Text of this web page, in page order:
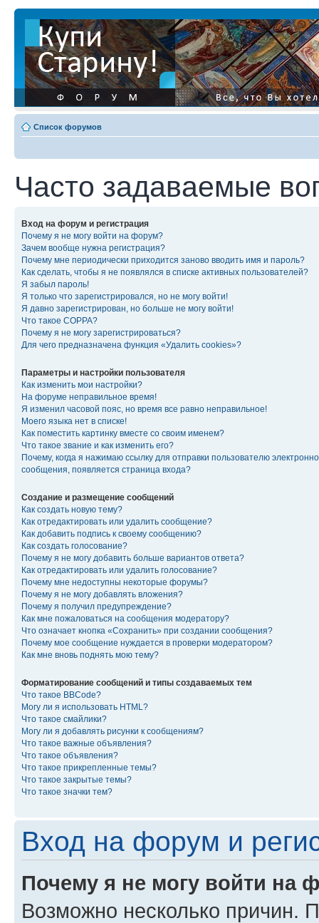
Список форумов
Часто задаваемые
Вход на форум и регистрация
Почему я не могу войти на форум?
Зачем вообще нужна регистрация?
Почему мне периодически приходится заново вводить имя и пароль?
Как сделать, чтобы я не появлялся в списке активных пользователей?
Я забыл пароль!
Я только что зарегистрировался, но не могу войти!
Я давно зарегистрирован, но больше не могу войти!
Что такое COPPA?
Почему я не могу зарегистрироваться?
Для чего предназначена функция «Удалить cookies»?
Параметры и настройки пользователя
Как изменить мои настройки?
На форуме неправильное время!
Я изменил часовой пояс, но время все равно неправильное!
Моего языка нет в списке!
Как поместить картинку вместе со своим именем?
Что такое звание и как изменить его?
Почему, когда я нажимаю ссылку для отправки пользователю
сообщения, появляется страница входа?
Создание и размещение сообщений
Как создать новую тему?
Как отредактировать или удалить сообщение?
Как добавить подпись к своему сообщению?
Как создать голосование?
Почему я не могу добавить больше вариантов ответа?
Как отредактировать или удалить голосование?
Почему мне недоступны некоторые форумы?
Почему я не могу добавлять вложения?
Почему я получил предупреждение?
Как мне пожаловаться на сообщения модератору?
Что означает кнопка «Сохранить» при создании сообщения?
Почему мое сообщение нуждается в проверки модератором?
Как мне вновь поднять мою тему?
Форматирование сообщений и типы создаваемых тем
Что такое BBCode?
Могу ли я использовать HTML?
Что такое смайлики?
Могу ли я добавлять рисунки к сообщениям?
Что такое важные объявления?
Что такое объявления?
Что такое прикрепленные темы?
Что такое закрытые темы?
Что такое значки тем?
Вход на форум и
Почему я не могу войти на
Возможно несколько причин.